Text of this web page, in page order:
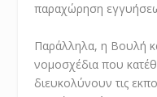
παραχώρηση
Παράλληλα, η Βουλή
νομοσχέδια που
διευκολύνουν τις